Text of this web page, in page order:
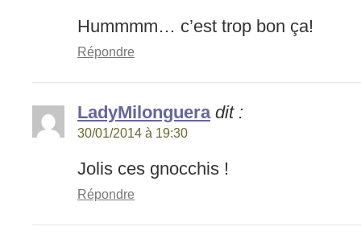
Hummmm… c’est trop bon ça!
Répondre
LadyMilonguera dit :
30/01/2014 à 19:30
Jolis ces gnocchis !
Répondre